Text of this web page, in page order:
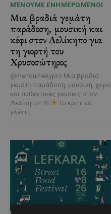
ΜΈΝΟΥΜΕ ΕΝΗΜΕΡΩΜΈΝΟΙ
Μια βραδιά γεμάτη
παράδοση, μουσική και
κέφι στον Δελίκηπο για
τη γιορτή του
Χρυσοσώτηρος
@menoumekypro Μια βραδιά
γεμάτη παράδοση, μουσική, χορό
και αυθεντικές γεύσεις στον
Δελίκηπο!
Το κρητικό
γλέντι,...